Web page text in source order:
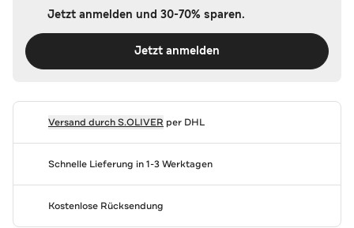
Jetzt anmelden und 30-70% sparen.
Jetzt anmelden
Versand durchS.OLIVER per DHL
Schnelle Lieferung in 1-3 Werktagen
Kostenlose Rücksendung